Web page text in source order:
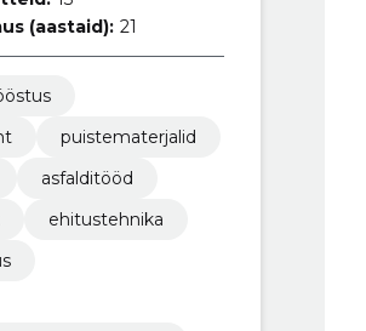
(aastaid): 21
puistematerjalid
asfalditööd
ehitustehnika